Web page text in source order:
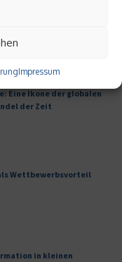
Impressum
eines
Eine Ikone der globalen
der Zeit
Wettbewerbsvorteil
in kleinen